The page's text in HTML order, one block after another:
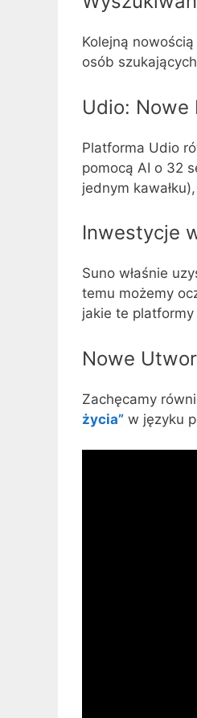
Kolejną
osób
Udio: Nowe
Platforma Udio
pomocą AI o 32
jednym
Inwestycje
Suno właśnie
temu możemy
jakie te
Nowe
Zachęcamy
życia” w języku